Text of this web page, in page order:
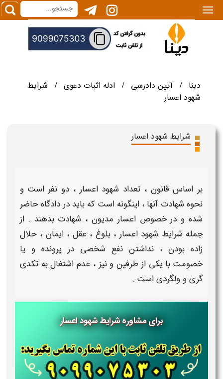
|||
دینا / آیین دادرسی / ادله اثبات دعوی /
شرایط
شهود اعسار
شرایط شهود اعسار
بر اساس قانون ، تعداد شهود اعسار، دو نفر است و
نحوه شهادت آنها ، اینگونه است که باید در دادگاه حاضر
شده و در خصوصاعسار مدیون ، شهادتبدهند . از
جمله شرایط شهود اعسار ، بلوغ ، عقل ، ایمان ، حلال
زاده بودن ، نداشتن نفع شخصی در پرونده و یا
خصومت با یکی از طرفین و نیز ، عدم اشتغال به تکدی
گری و ولگردی است .
برای مشاوره شرایط شهود اعسار